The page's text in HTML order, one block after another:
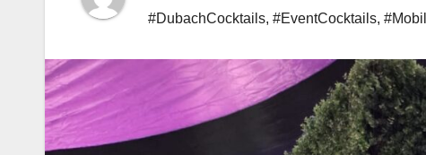
#DubachCocktails, #EventCocktails,